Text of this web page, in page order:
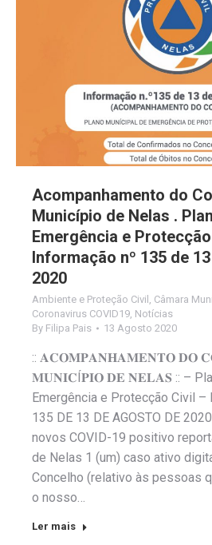
Acompanhamento do
Município de Nelas .
Emergência e
Informação nº 135 de
2020
Ambiente e Proteção Civil Câmara
Coronavirus COVID19 Notícias
By Filipa Pais 13 Agosto 2020
:: 𝐀𝐂𝐎𝐌𝐏𝐀𝐍𝐇𝐀𝐌𝐄𝐍𝐓𝐎 𝐃𝐎
𝐌𝐔𝐍𝐈𝐂Í𝐏𝐈𝐎 𝐃𝐄 𝐍𝐄𝐋𝐀𝐒 :: –
Emergência e Protecção Civil –
135 DE 13 DE AGOSTO DE
novos COVID-19 positivo
de Nelas 1 (um) caso ativo
Concelho (relativo às pessoas
o nosso…
Ler mais